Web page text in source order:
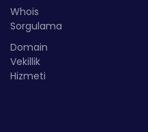
Whois
Sorgulama
Domain
Vekillik
Hizmeti